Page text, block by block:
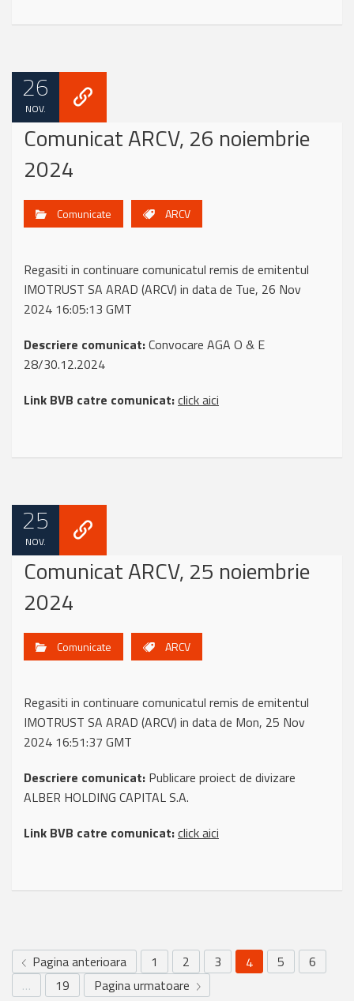
26
NOV.
Comunicat ARCV, 26 noiembrie
2024
Comunicate ARCV
Regasiti in continuare comunicatul remis de emitentul
IMOTRUST SA ARAD (ARCV) in data de Tue, 26 Nov
2024 16:05:13 GMT
Descriere comunicat:Convocare AGA O & E
28/30.12.2024
Link BVB catre comunicat:click aici
25
NOV.
Comunicat ARCV, 25 noiembrie
2024
Comunicate ARCV
Regasiti in continuare comunicatul remis de emitentul
IMOTRUST SA ARAD (ARCV) in data de Mon, 25 Nov
2024 16:51:37 GMT
Descriere comunicat: Publicare proiect de divizare
ALBER HOLDING CAPITAL S.A.
Link BVB catre comunicat:click aici
Pagina anterioara 1 2 3 4 5
6
…
19 Pagina urmatoare